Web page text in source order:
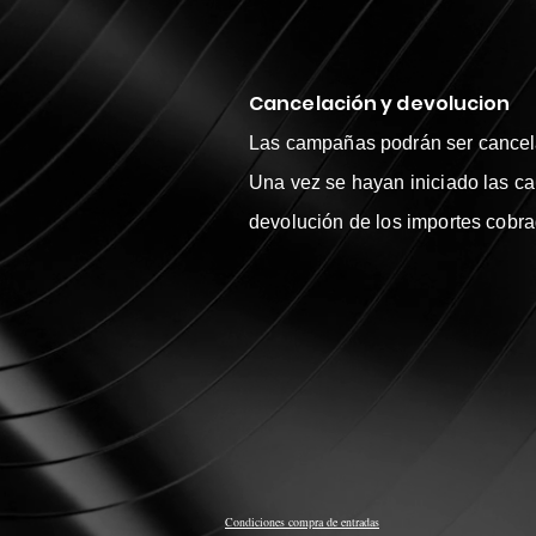
Cancelación y devolucion
Las campañas podrán ser
Una vez se hayan iniciado las
devolución de los importes
Condiciones compra de entradas